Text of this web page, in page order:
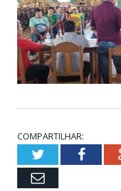
COMPARTILHAR:
Twitter
Email